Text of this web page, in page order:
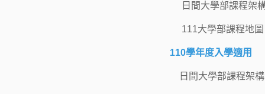
日間大學部課程架
111大學部課程地圖
110學年度入學適用
日間大學部課程架